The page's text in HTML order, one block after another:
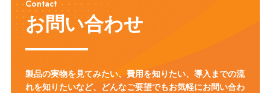
Contact
お問い合わせ
製品の実物を見てみたい、費用を知りたい、導入までの流
れを知りたいなど、
どんなご要望でもお気軽にお問い合わ